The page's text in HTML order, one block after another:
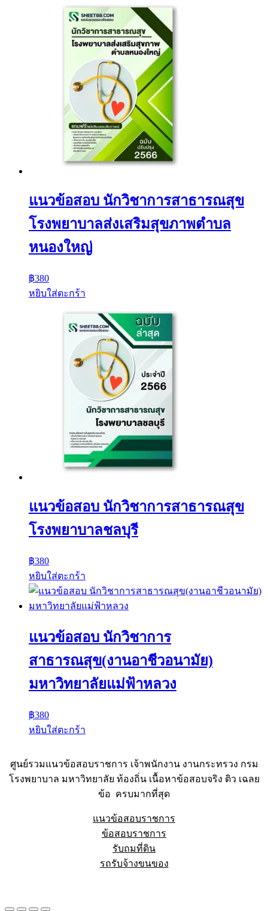
แนวข้อสอบ นักวิชาการสาธารณสุข
โรงพยาบาลส่งเสริมสุขภาพตำบล
หนองใหญ่
฿380
หยิบใส่ตะกร้า
แนวข้อสอบ นักวิชาการสาธารณสุข
โรงพยาบาลชลบุรี
฿380
หยิบใส่ตะกร้า
แนวข้อสอบ นักวิชาการ
สาธารณสุข(งานอาชีวอนามัย)
มหาวิทยาลัยแม่ฟ้าหลวง
฿380
หยิบใส่ตะกร้า
ศูนย์รวมแนวข้อสอบราชการ เจ้าพนักงาน งานกระทรวง กรม
โรงพยาบาล มหาวิทยาลัย ท้องถิ่น เนื้อหาข้อสอบจริง ติว เฉลย
ข้อ ครบมากที่สุด
แนวข้อสอบราชการ
ข้อสอบราชการ
รับถมที่ดิน
รถรับจ้างขนของ